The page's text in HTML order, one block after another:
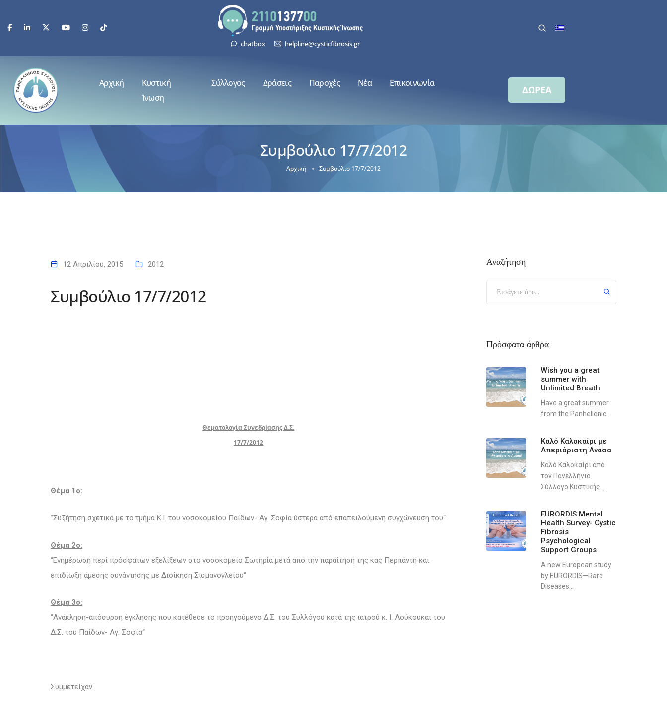
chatbox helpline@cysticfibrosis.gr
Αρχική
Κυστική
Ίνωση
Σύλλογος Δράσεις Παροχές Νέα Επικοινωνία
ΔΩΡΕΑ
Συμβούλιο 17/7/2012
Αρχική Συμβούλιο 17/7/2012
12 Απριλίου, 2015 2012
Συμβούλιο 17/7/2012
Θεματολογία Συνεδρίασης Δ.Σ.
17/7/2012
Θέμα 1ο:
“Συζήτηση σχετικά με το τμήμα Κ.Ι. του νοσοκομείου Παίδων- Αγ. Σοφία ύστερα από επαπειλούμενη συγχώνευση του“
Θέμα 2ο:
“Ενημέρωση περί πρόσφατων εξελίξεων στο νοσοκομείο Σωτηρία μετά από την παραίτηση της κας Περπάντη και
επιδίωξη άμεσης συνάντησης με Διοίκηση Σισμανογλείου“
Θέμα 3ο:
“Ανάκληση-απόσυρση έγκλησης που κατέθεσε το προηγούμενο Δ.Σ. του Συλλόγου κατά της ιατρού κ. Ι. Λούκουκαι του
Δ.Σ. του Παίδων- Αγ. Σοφία“
Συμμετείχαν:
Αναζήτηση
Πρόσφατα άρθρα
Wish you a great
summer with
Unlimited Breath
Have a great summer
from the Panhellenic...
Καλό Καλοκαίρι με
Απεριόριστη Ανάσα
Καλό Καλοκαίρι από
τον Πανελλήνιο
Σύλλογο Κυστικής...
EURORDIS Mental
Health Survey- Cystic
Fibrosis
Psychological
Support Groups
A new European study
by EURORDIS—Rare
Diseases...